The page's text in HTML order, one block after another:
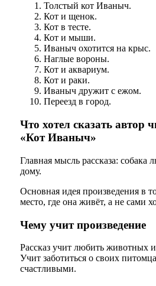
Толстый кот Иваныч.
Кот и щенок.
Кот в тесте.
Кот и мыши.
Иваныч охотится на крыс.
Наглые вороны.
Кот и аквариум.
Кот и раки.
Иваныч дружит с ежом.
Переезд в город.
Что хотел сказать автор
«Кот Иваныч»
Главная мысль рассказа:
дому.
Основная идея произведения в
место, где она живёт, а не сами
Чему учит произведение
Рассказ учит любить животных
Учит заботиться о своих
счастливыми.